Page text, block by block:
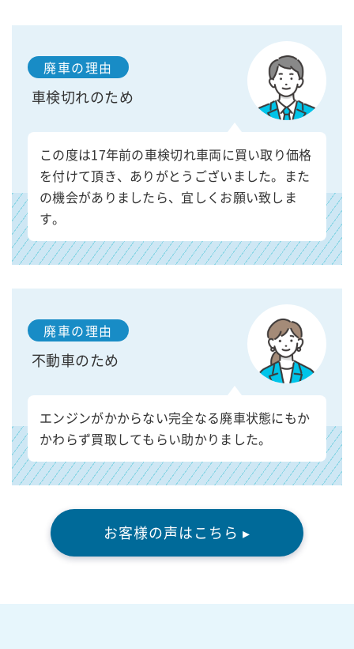
廃車の理由
車検切れのため
この度は17年前の車検切れ車両に買い取り価格
を付けて頂き、ありがとうございました。また
の機会がありましたら、宜しくお願い致しま
す。
廃車の理由
不動車のため
エンジンがかからない完全なる廃車状態にもか
かわらず買取してもらい助かりました。
お客様の声はこちら ▸